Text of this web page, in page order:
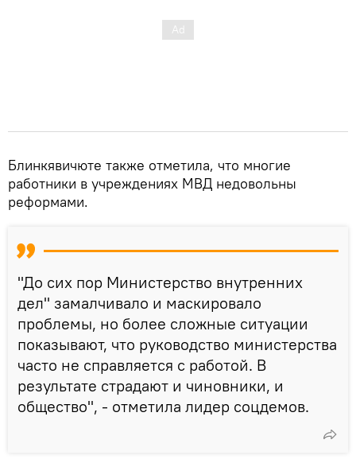
Блинкявичюте также отметила, что многие
работники в учреждениях МВД недовольны
реформами.
"До сих пор Министерство внутренних
дел" замалчивало и маскировало
проблемы, но более сложные ситуации
показывают, что руководство министерства
часто не справляется с работой. В
результате страдают и чиновники, и
общество", - отметила лидер соцдемов.